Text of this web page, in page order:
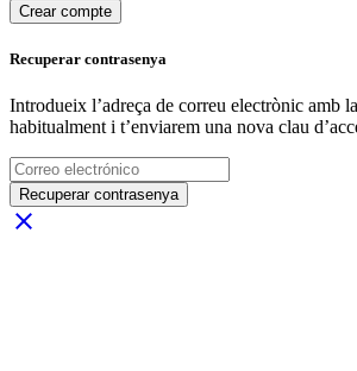
Crear compte
Recuperar contrasenya
Introdueix l’adreça de correu electrònic amb
habitualment i t’enviarem una nova clau
Recuperar contrasenya
close